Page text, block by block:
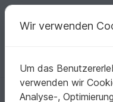
Deine kreativen
Deutsch | €
Startseite Stricken
Loop "Green Star"
Wir verwenden
Um das
verwenden wir
Analyse-,